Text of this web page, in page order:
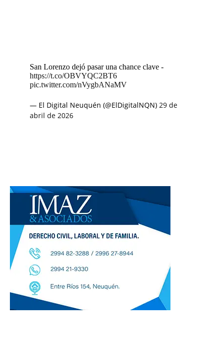
San Lorenzo dejó pasar una chance clave -
https://t.co/OBVYQC2BT6
pic.twitter.com/nVygbANaMV
— El Digital Neuquén (@ElDigitalNQN) 29 de
abril de 2026